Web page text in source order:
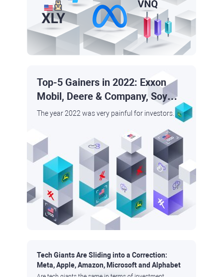
Top-5 Gainers in 2022: Exxon
Mobil, Deere & Company, Soy
Beans, Cotton, and the Dollar
The year 2022 was very painful for investors.
Tech Giants Are Sliding into a Correction:
Meta, Apple, Amazon, Microsoft and Alphabet